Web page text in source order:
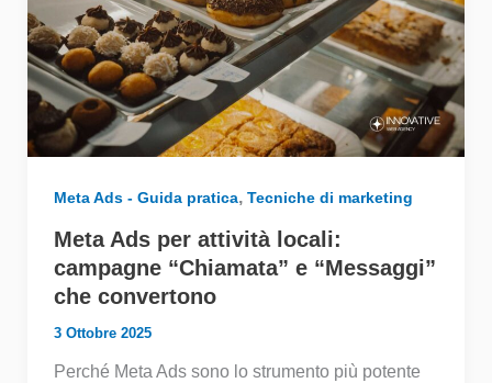
Meta Ads - Guida pratica, Tecniche di marketing
Meta Ads per attività locali:
campagne “Chiamata” e “Messaggi”
che convertono
3 Ottobre 2025
Perché Meta Ads sono lo strumento più potente